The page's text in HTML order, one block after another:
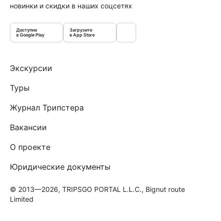
новинки и скидки в наших соцсетях
Доступно
в Google Play
Загрузите
в App Store
Экскурсии
Туры
Журнал Трипстера
Вакансии
О проекте
Юридические документы
© 2013—2026, TRIPSGO PORTAL L.L.C., Bignut route
Limited